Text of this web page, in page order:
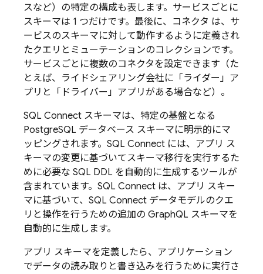
スなど）の特定の構成も表します。サービスごとに
スキーマは 1 つだけです。最後に、コネクタ は、サ
ービスのスキーマに対して動作するように定義され
たクエリとミューテーションのコレクションです。
サービスごとに複数のコネクタを設定できます（た
とえば、ライドシェアリング会社に「ライダー」ア
プリと「ドライバー」アプリがある場合など）。
SQL Connect スキーマは、特定の基盤となる
PostgreSQL データベース スキーマに明示的にマ
ッピングされます。 SQL Connect には、アプリ ス
キーマの変更に基づいてスキーマ移行を実行するた
めに必要な SQL DDL を自動的に生成するツールが
含まれています。SQL Connect は、アプリ スキー
マに基づいて、 SQL Connect データモデルのクエ
リと操作を行うための追加の GraphQL スキーマを
自動的に生成します。
アプリ スキーマを定義したら、アプリケーション
でデータの読み取りと書き込みを行うために実行さ